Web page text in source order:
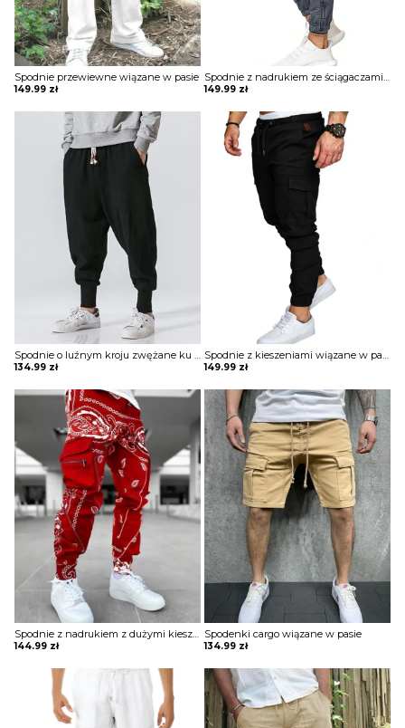
Spodnie przewiewne wiązane w pasie
149.99 zł 149.99 zł
Spodnie o luźnym kroju zwężane ku dołowi
134.99 zł
Spodnie z kieszeniami wiązane w pasie
149.99 zł
144.99 zł
Spodenki cargo wiązane w pasie
134.99 zł